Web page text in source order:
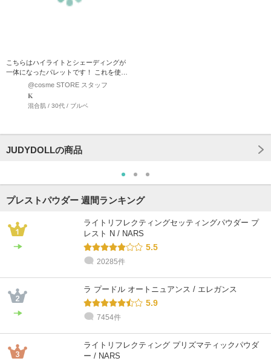
こちらはハイライトとシェーディングが
一体になったパレットです！ これを使用
するだけで、誰でも簡単に…
@cosme STORE スタッフ
𝐊
混合肌 / 30代 / ブルベ
JUDYDOLLの商品
プレストパウダー 週間ランキング
ライトリフレクティングセッティングパウダー プ
レスト N / NARS
5.5
20285件
ラ プードル オートニュアンス / エレガンス
5.9
7454件
ライトリフレクティング プリズマティックパウダ
ー / NARS